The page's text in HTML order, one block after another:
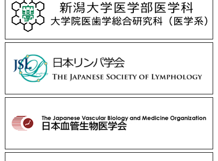
しあげます。
大学院生の田中宏明さんと医学科5年生の和田涼乃さんが一般演題発
表を行いました。
2025/04/01
細部杏美さんが大学院生としてメンバーに加わりました。
APPW2025（第130回日本解剖学会／第102回日本生理学会／第98
回日本薬理学会合同大会）で医学科4年生の和田涼乃さんがシンポジ